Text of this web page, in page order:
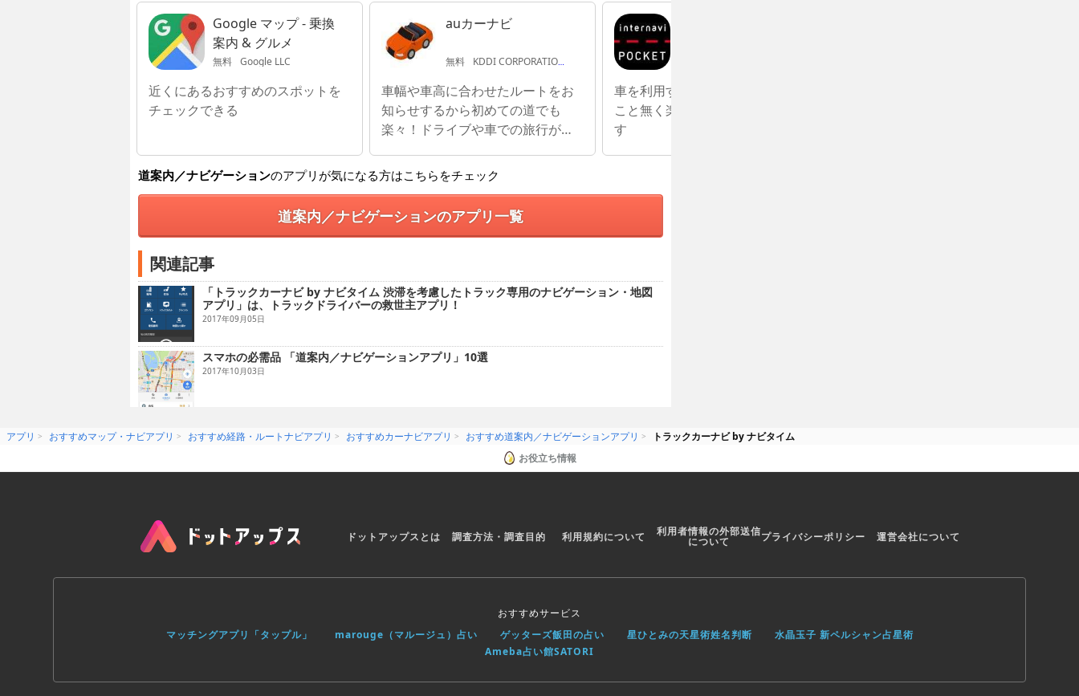
Google マップ - 乗換
案内 & グルメ
無料 Google LLC
近くにあるおすすめのスポットを
チェックできる
auカーナビ
無料 KDDI CORPORATION
車幅や車高に合わせたルートをお
知らせするから初めての道でも
楽々！ドライブや車での旅行が好
車を利用する主婦の方も道に迷う
こと無く楽しいドライブになりま
す
道案内／ナビゲーションのアプリが気になる方はこちらをチェック
道案内／ナビゲーションのアプリ一覧
関連記事
「トラックカーナビ by ナビタイム 渋滞を考慮したトラック専用のナビゲーション・地図
アプリ」は、トラックドライバーの救世主アプリ！
2017年09月05日
スマホの必需品 「道案内／ナビゲーションアプリ」10選
2017年10月03日
アプリ おすすめマップ・ナビアプリ おすすめ経路・ルートナビアプリ おすすめカーナビアプリ おすすめ道案内／ナビゲーションアプリ
トラックカーナビ by ナビタイム
お役立ち情報
ドットアップスとは 調査方法・調査目的 利用規約について 利用者情報の外部送信
について プライバシーポリシー 運営会社について
おすすめサービス
マッチングアプリ「タップル」
marouge（マルージュ）占い ゲッターズ飯田の占い 星ひとみの天星術姓名判断
水晶玉子 新ペルシャン占星術
Ameba占い館SATORI